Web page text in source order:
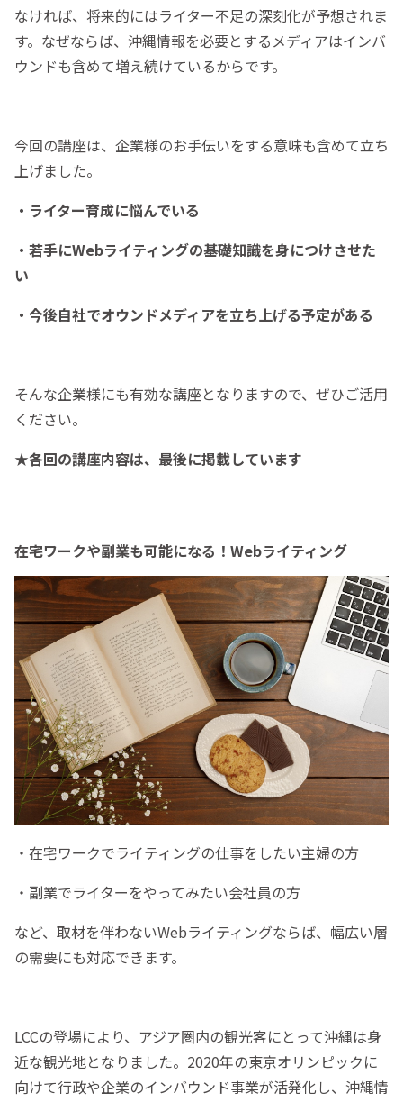
なければ、将来的にはライター不足の深刻化が予想されま
す。なぜならば、沖縄情報を必要とするメディアはインバ
ウンドも含めて増え続けているからです。
今回の講座は、企業様のお手伝いをする意味も含めて立ち
上げました。
・ライター育成に悩んでいる
・若手にWebライティングの基礎知識を身につけさせた
い
・今後自社でオウンドメディアを立ち上げる予定がある
そんな企業様にも有効な講座となりますので、ぜひご活用
ください。
★各回の講座内容は、最後に掲載しています
在宅ワークや副業も可能になる！Webライティング
・在宅ワークでライティングの仕事をしたい主婦の方
・副業でライターをやってみたい会社員の方
など、取材を伴わないWebライティングならば、幅広い層
の需要にも対応できます。
LCCの登場により、アジア圏内の観光客にとって沖縄は身
近な観光地となりました。2020年の東京オリンピックに
向けて行政や企業のインバウンド事業が活発化し、沖縄情